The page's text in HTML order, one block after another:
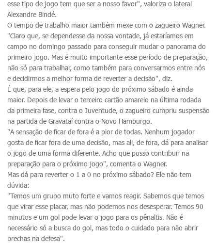
esse tipo de jogo tem que ser a nosso favor", valoriza o lateral
Alexandre Bindé.
O tempo de trabalho maior também mexe com o zagueiro Wagner.
"Claro que, se dependesse da nossa vontade, já estaríamos em
campo no domingo passado para conseguir mudar o panorama do
primeiro jogo. Mas é muito importante esse período de preparação,
não só para trabalhar, como também para conversarmos entre nós
e decidirmos a melhor forma de reverter a decisão", diz.
É que, para ele, a espera pelo jogo do próximo sábado é ainda
maior. Depois de levar o terceiro cartão amarelo na última rodada
da primeira fase, contra o Juventude, o zagueiro cumpriu suspensão
na partida de Gravataí contra o Novo Hamburgo.
"A sensação de ficar de fora é a pior de todas. Nenhum jogador
gosta de ficar fora de uma decisão, mas ali, de fora, dá para analisar
o jogo de uma forma diferente. Acho que posso contribuir na
preparação para o próximo jogo", comenta o Wagner.
Mas dá para reverter o 1 a 0 no próximo sábado? Ele não tem
dúvida:
"Temos um grupo muto forte e vamos reagir. Sabemos que temos
que virar esse placar, mas não podemos nos desesperar. Temos 90
minutos e um gol pode levar o jogo para os pênaltis. Não é
necessário só a busca do gol, mas todo o cuidado para não abrir
brechas na defesa".